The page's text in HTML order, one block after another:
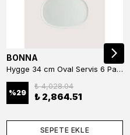
BONNA
Hygge 34 cm Oval Servis 6 Parça
%29
₺ 4,028.04
₺ 2,864.51
SEPETE EKLE